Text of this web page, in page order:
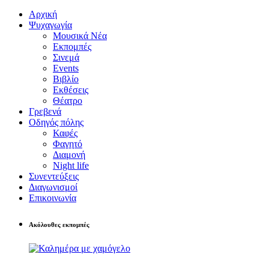
Αρχική
Ψυχαγωγία
Μουσικά Νέα
Εκπομπές
Σινεμά
Events
Βιβλίο
Εκθέσεις
Θέατρο
Γρεβενά
Οδηγός πόλης
Καφές
Φαγητό
Διαμονή
Night life
Συνεντεύξεις
Διαγωνισμοί
Επικοινωνία
Ακόλουθες εκπομπές